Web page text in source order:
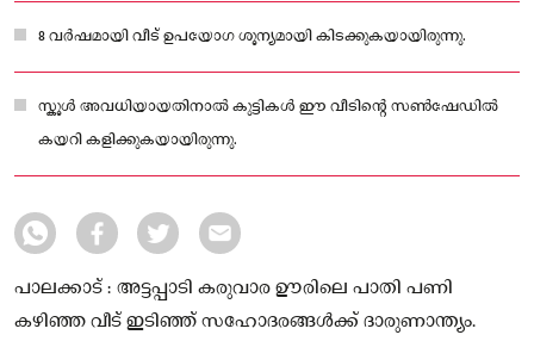
8 വർഷമായി വീട് ഉപയോഗ ശൂന്യമായി കിടക്കുകയായിരുന്നു.
സ്കൂൾ അവധിയായതിനാൽ കുട്ടികൾ ഈ വീടിന്റെ സൺഷേഡിൽ
കയറി കളിക്കുകയായിരുന്നു.
പാലക്കാട് : അട്ടപ്പാടി കരുവാര ഊരിലെ പാതി പണി
കഴിഞ്ഞ വീട് ഇടിഞ്ഞ് സഹോദരങ്ങൾക്ക് ദാരുണാന്ത്യം.